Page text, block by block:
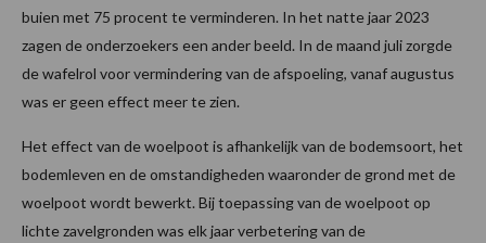
buien met 75 procent te verminderen. In het natte jaar 2023
zagen de onderzoekers een ander beeld. In de maand juli zorgde
de wafelrol voor vermindering van de afspoeling, vanaf augustus
was er geen effect meer te zien.
Het effect van de woelpoot is afhankelijk van de bodemsoort, het
bodemleven en de omstandigheden waaronder de grond met de
woelpoot wordt bewerkt. Bij toepassing van de woelpoot op
lichte zavelgronden was elk jaar verbetering van de